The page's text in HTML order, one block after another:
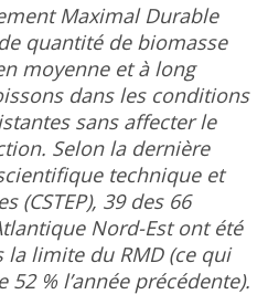
Maximal Durable
quantité de biomasse
moyenne et à long
dans les conditions
sans affecter le
Selon la dernière
technique et
(CSTEP), 39 des 66
Nord-Est ont été
la limite du RMD (ce qui
% l’année précédente).